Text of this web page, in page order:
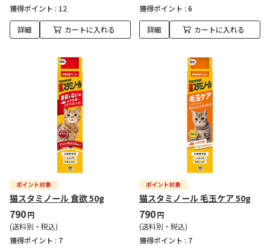
獲得ポイント : 12
詳細 カートに入れる
獲得ポイント : 6
詳細 カートに入れる
猫スタミノール 食欲 50g
790円
(送料別・税込)
獲得ポイント : 7
猫スタミノール 毛玉ケア 50g
790円
(送料別・税込)
獲得ポイント : 7